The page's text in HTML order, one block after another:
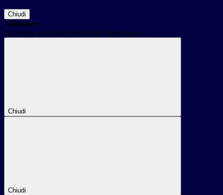
Chiudi
Attendere...
Attendere il completamento dell'operazione...
Chiudi
Chiudi